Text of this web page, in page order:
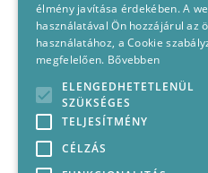
élmény javítása érdekében. A
használatával Ön hozzájárul az
használatához, a Cookie
megfelelően. Bővebben
ELENGEDHETETLENÜL
SZÜKSÉGES
TELJESÍTMÉNY
CÉLZÁS